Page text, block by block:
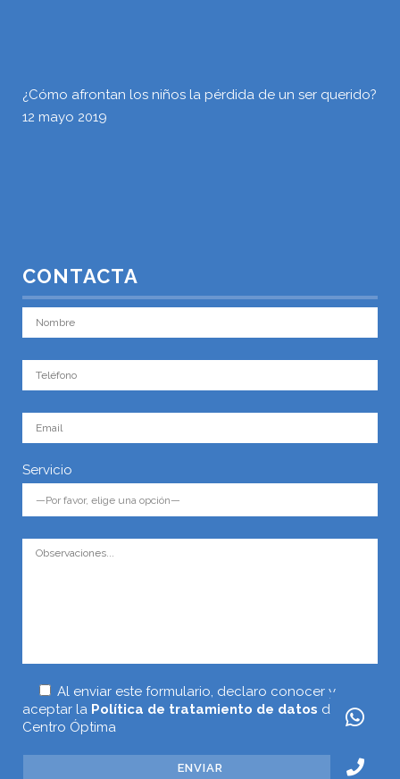
¿Cómo afrontan los niños la pérdida de un ser querido?
12 mayo 2019
CONTACTA
Servicio
Al enviar este formulario, declaro conocer y
aceptar la Política de tratamiento de datos de
Centro Óptima